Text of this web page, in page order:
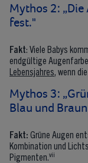
Mythos 2:
fest."
Fakt: Viele Babys
endgültige
Lebensjahres , wenn
Mythos 3:
Blau und
Fakt: Grüne Augen
Kombination und
Pigmenten. vii